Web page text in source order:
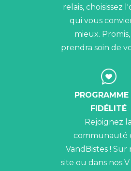
relais, choisissez
qui vous
mieux.
prendra soin de
PROGRAMME
FIDÉLITÉ
Rejoignez la
communauté
VandBistes ! Sur
site ou dans nos